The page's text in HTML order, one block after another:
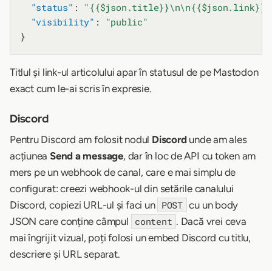
"status" : "{{$json.title}}\n\n{{$json.link}}"
"visibility" :
"public"
Titlul și link-ul articolului apar în statusul de pe Mastodon
exact cum le-ai scris în expresie.
Discord
Pentru Discord am folosit nodul Discord unde am ales
acțiuneaSend a message, dar în loc de API cu token am
mers pe un webhook de canal, care e mai simplu de
configurat: creezi webhook-ul din setările canalului
Discord, copiezi URL-ul și faci un POST cu un body
JSON care conține câmpul
content . Dacă vrei ceva
mai îngrijit vizual, poți folosi un embed Discord cu titlu,
descriere și URL separat.